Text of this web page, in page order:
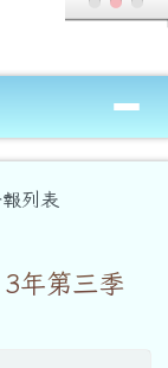
列表
年第三季